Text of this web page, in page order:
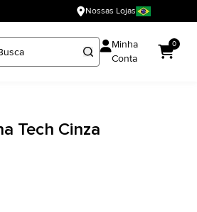
Nossas Lojas
Minha
Conta
0
Tech Cinza